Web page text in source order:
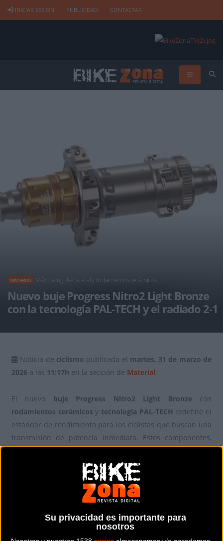
Su privacidad es importante para
nosotros
INICIAR SESIÓN PUBLICIDAD CONTACTAR
MATERIAL Máxima rigidez lateral y rodamientos cerámicos
Nuevo buje Progress Nitro2 Light Bronze
con la tecnología PAL-TECH y el radiado 2-1
Noticia de ciclismo publicada el martes, 31 de marzo de
2026 a las 11:17h en la sección de Material
El nuevo buje Progress Nitro2 Light Bronze con
rodamientos cerámicos y tecnología PAL-TECH redefine el
estándar de rendimiento para los ciclistas que buscan una
transmisión de potencia inmediata. Estos componentes,
fabricados en aluminio 7075, ofrecen unarigidez lateral
excepcional gracias a su innovador diseño de ala de mayor